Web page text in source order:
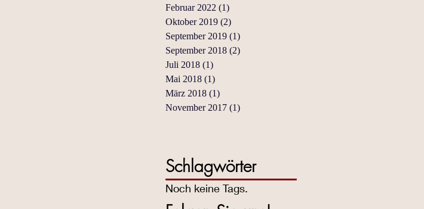
Februar 2022 (1)
Oktober 2019 (2)
September 2019 (1)
September 2018 (2)
Juli 2018 (1)
Mai 2018 (1)
März 2018 (1)
November 2017 (1)
Schlagwörter
Noch keine Tags.